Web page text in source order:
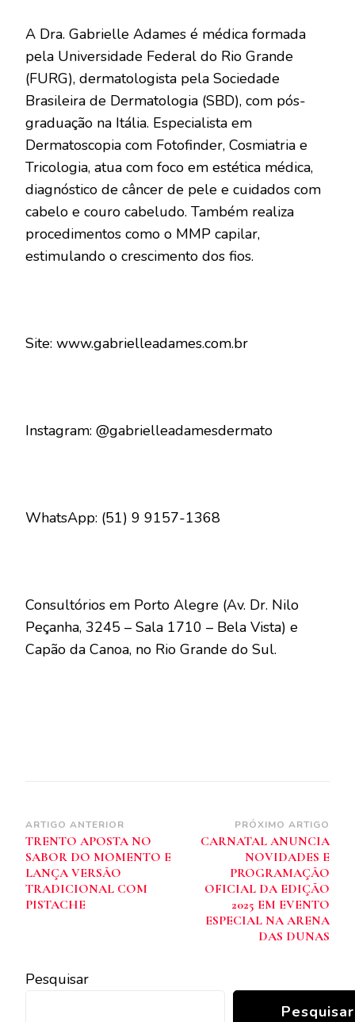
A Dra. Gabrielle Adames é médica formada
pela Universidade Federal do Rio Grande
(FURG), dermatologista pela Sociedade
Brasileira de Dermatologia (SBD), com pós-
graduação na Itália. Especialista em
Dermatoscopia com Fotofinder, Cosmiatria e
Tricologia, atua com foco em estética médica,
diagnóstico de câncer de pele e cuidados com
cabelo e couro cabeludo. Também realiza
procedimentos como o MMP capilar,
estimulando o crescimento dos fios.
Site: www.gabrielleadames.com.br
Instagram: @gabrielleadamesdermato
WhatsApp: (51) 9 9157-1368
Consultórios em Porto Alegre (Av. Dr. Nilo
Peçanha, 3245 – Sala 1710 – Bela Vista) e
Capão da Canoa, no Rio Grande do Sul.
Navegação
de
post
ARTIGO ANTERIOR
TRENTO APOSTA NO
SABOR DO MOMENTO E
LANÇA VERSÃO
TRADICIONAL COM
PISTACHE
PRÓXIMO ARTIGO
CARNATAL ANUNCIA
NOVIDADES E
PROGRAMAÇÃO
OFICIAL DA EDIÇÃO
2025 EM EVENTO
ESPECIAL NA ARENA
DAS DUNAS
Pesquisar
Pesquisar